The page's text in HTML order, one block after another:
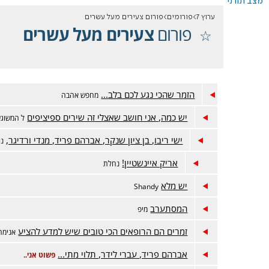
ערוץ 7 פורומים פורום צעירים מעל עשרים
פורוםצעירים מעל עשרים
הזמר שהכי נגע לכם בלב... מחפש אהבה
יש כמה, אני חושב שאצלי זה שירים ספיציפים ל
ישי ריבו, בן ציון שנקר, אברהם פריד, מנדי ורדיגר,
אריק איינשטיין! נחלת
יש מלא Shandy
המסתערב מיפ
זמרים הם הרופאים הכי טובים שיש למדע להציע
אברהם פריד, עברי לידר, תלוי מתי... פשוט אני..